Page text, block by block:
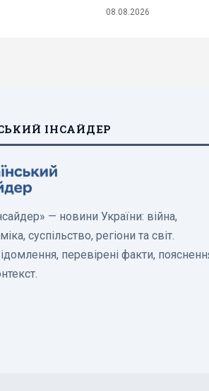
08.08.2026
ІНСАЙДЕР
— новини України: війна,
суспільство, регіони та світ.
перевірені факти,